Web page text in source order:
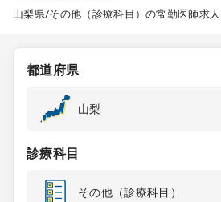
医師求人
常勤検索
スポット検索
山梨県/その他（診療科目）の常勤医師求
都道府県
山梨
診療科目
その他（診療科目）